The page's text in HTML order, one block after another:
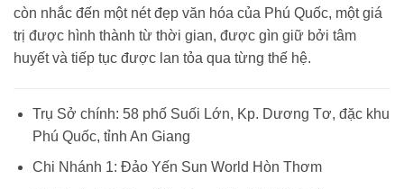
còn nhắc đến một nét đẹp văn hóa của Phú Quốc, một giá
trị được hình thành từ thời gian, được gìn giữ bởi tâm
huyết và tiếp tục được lan tỏa qua từng thế hệ.
Trụ Sở chính: 58 phố Suối Lớn, Kp. Dương Tơ, đặc khu
Phú Quốc, tỉnh An Giang
Chi Nhánh 1: Đảo Yến Sun World Hòn Thơm